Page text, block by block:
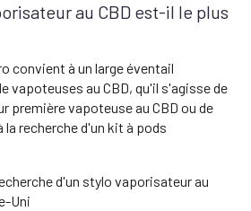
au CBD est-il le plus
convient à un large éventail
vapoteuses au CBD, qu'il s'agisse de
première vapoteuse au CBD ou de
recherche d'un kit à pods
d'un stylo vaporisateur au
Uni